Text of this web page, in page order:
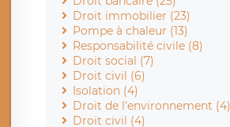
Droit immobilier (23)
Pompe à chaleur (13)
Responsabilité civile (8)
Droit social (7)
Droit civil (6)
Isolation (4)
Droit de l'environnement (4)
Droit civil (4)